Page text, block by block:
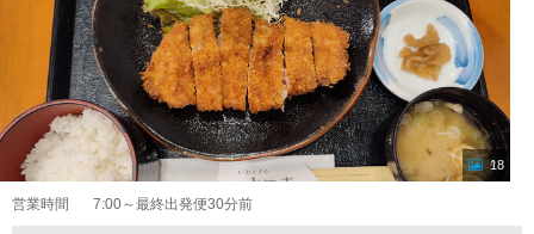
18
営業時間 7:00～最終出発便30分前